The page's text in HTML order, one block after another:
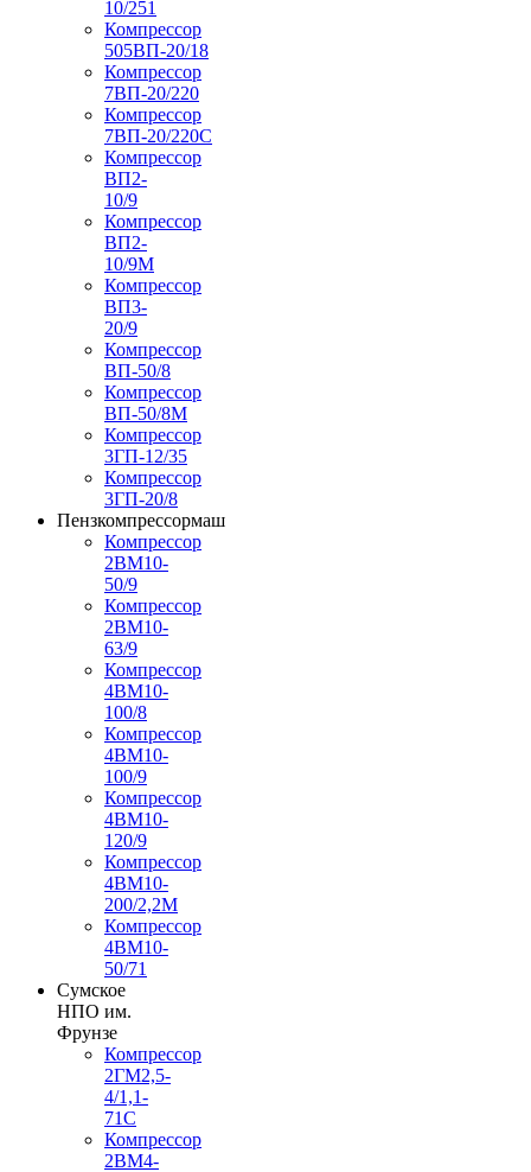
10/251
Компрессор
505ВП-20/18
Компрессор
7ВП-20/220
Компрессор
7ВП-20/220С
Компрессор
ВП2-
10/9
Компрессор
ВП2-
10/9М
Компрессор
ВП3-
20/9
Компрессор
ВП-50/8
Компрессор
ВП-50/8М
Компрессор
3ГП-12/35
Компрессор
3ГП-20/8
Пензкомпрессормаш
Компрессор
2ВМ10-
50/9
Компрессор
2ВМ10-
63/9
Компрессор
4ВМ10-
100/8
Компрессор
4ВМ10-
100/9
Компрессор
4ВМ10-
120/9
Компрессор
4ВМ10-
200/2,2М
Компрессор
4ВМ10-
50/71
Сумское
НПО им.
Фрунзе
Компрессор
2ГМ2,5-
4/1,1-
71С
Компрессор
2ВМ4-